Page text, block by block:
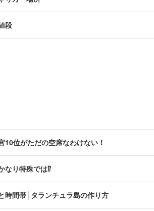
段
10位がただの空席なわけない！
なり特殊では⁉
時間帯│タランチュラ島の作り方